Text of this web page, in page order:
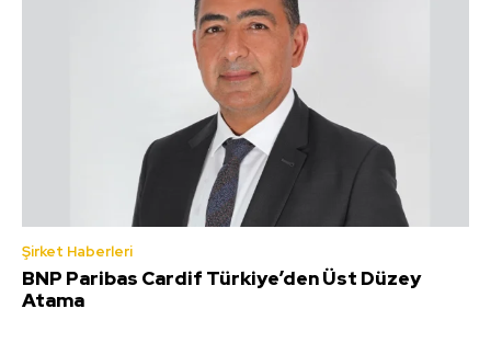
Şirket Haberleri
BNP Paribas Cardif Türkiye’den Üst Düzey
Atama